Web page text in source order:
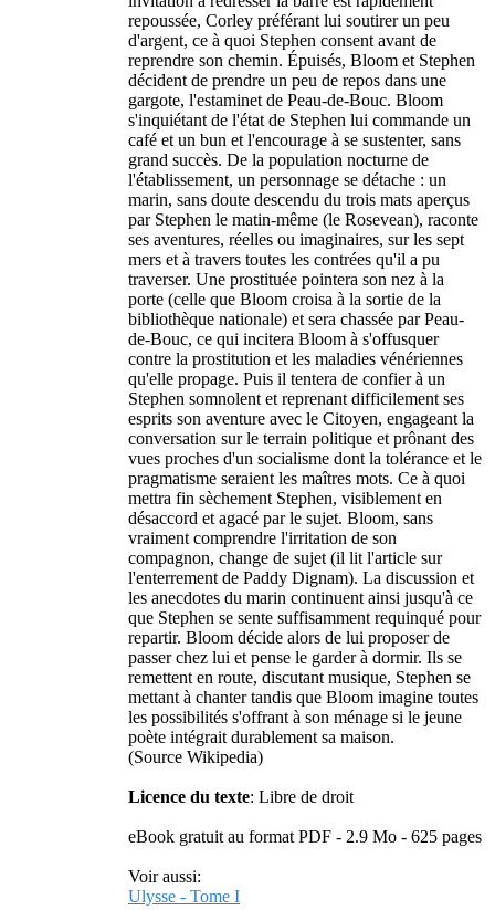
repoussée, Corley préférant lui soutirer un peu
d'argent, ce à quoi Stephen consent avant de
reprendre son chemin. Épuisés, Bloom et Stephen
décident de prendre un peu de repos dans une
gargote, l'estaminet de Peau-de-Bouc. Bloom
s'inquiétant de l'état de Stephen lui commande un
café et un bun et l'encourage à se sustenter, sans
grand succès. De la population nocturne de
l'établissement, un personnage se détache : un
marin, sans doute descendu du trois mats aperçus
par Stephen le matin-même (le Rosevean), raconte
ses aventures, réelles ou imaginaires, sur les sept
mers et à travers toutes les contrées qu'il a pu
traverser. Une prostituée pointera son nez à la
porte (celle que Bloom croisa à la sortie de la
bibliothèque nationale) et sera chassée par Peau-
de-Bouc, ce qui incitera Bloom à s'offusquer
contre la prostitution et les maladies vénériennes
qu'elle propage. Puis il tentera de confier à un
Stephen somnolent et reprenant difficilement ses
esprits son aventure avec le Citoyen, engageant la
conversation sur le terrain politique et prônant des
vues proches d'un socialisme dont la tolérance et le
pragmatisme seraient les maîtres mots. Ce à quoi
mettra fin sèchement Stephen, visiblement en
désaccord et agacé par le sujet. Bloom, sans
vraiment comprendre l'irritation de son
compagnon, change de sujet (il lit l'article sur
l'enterrement de Paddy Dignam). La discussion et
les anecdotes du marin continuent ainsi jusqu'à ce
que Stephen se sente suffisamment requinqué pour
repartir. Bloom décide alors de lui proposer de
passer chez lui et pense le garder à dormir. Ils se
remettent en route, discutant musique, Stephen se
mettant à chanter tandis que Bloom imagine toutes
les possibilités s'offrant à son ménage si le jeune
poète intégrait durablement sa maison.
(Source Wikipedia)
Licence du texte: Libre de droit
eBook gratuit au format PDF - 2.9 Mo - 625 pages
Voir aussi:
Ulysse - Tome I